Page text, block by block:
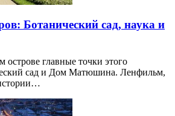
Ботанический сад, наука и
острове главные точки этого
сад и Дом Матюшина. Ленфильм,